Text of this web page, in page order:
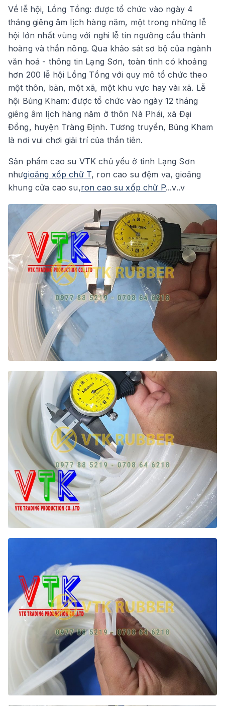
Về lễ hội, Lồng Tồng: được tổ chức vào ngày 4
tháng giêng âm lịch hàng năm, một trong những lễ
hội lớn nhất vùng với nghi lễ tín ngưỡng cầu thành
hoàng và thần nông. Qua khảo sát sơ bộ của ngành
văn hoá - thông tin Lạng Sơn, toàn tỉnh có khoảng
hơn 200 lễ hội Lồng Tồng với quy mô tổ chức theo
một thôn, bản, một xã, một khu vực hay vài xã. Lễ
hội Bủng Kham: được tổ chức vào ngày 12 tháng
giêng âm lịch hàng năm ở thôn Nà Phái, xã Đại
Đồng, huyện Tràng Định. Tương truyền, Bủng Kham
là nơi vui chơi giải trí của thần tiên.
Sản phẩm cao su VTK chủ yếu ở tỉnh Lạng Sơn
nhưgioăng xốp chữ T, ron cao su đệm va, gioăng
khung cửa cao su,ron cao su xốp chữ P...v..v